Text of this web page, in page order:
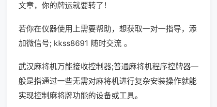
文章，你的牌运就要转了！
若你在仪器使用上需要帮助，想获取一对一指导，添
加微信号; kkss8691 随时交流 。
武汉麻将机万能接收控制器;普通麻将机程序控牌器一
般是指通过一些无需对麻将机进行复杂安装操作就能
实现控制麻将牌功能的设备或工具。